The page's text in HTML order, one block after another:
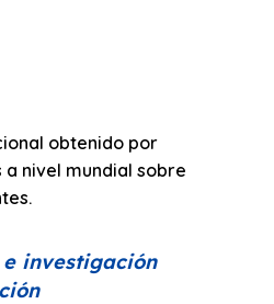
obtenido por
nivel mundial sobre
investigación